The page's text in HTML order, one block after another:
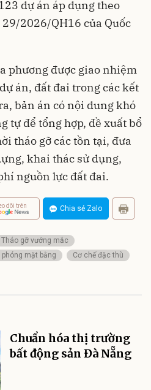
dự án áp dụng theo
2026/QH16 của Quốc
phương được giao nhiệm
án, đất đai trong các kết
bản án có nội dung khó
tự để tổng hợp, đề xuất bổ
tháo gỡ các tồn tại, đưa
khai thác sử dụng,
nguồn lực đất đai.
dõi trên Chia sẻ Zalo
Tháo gỡ vướng mắc
phóng mặt bằng
Cơ chế đặc thù
Chuẩn hóa thị trường
bất động sản Đà Nẵng